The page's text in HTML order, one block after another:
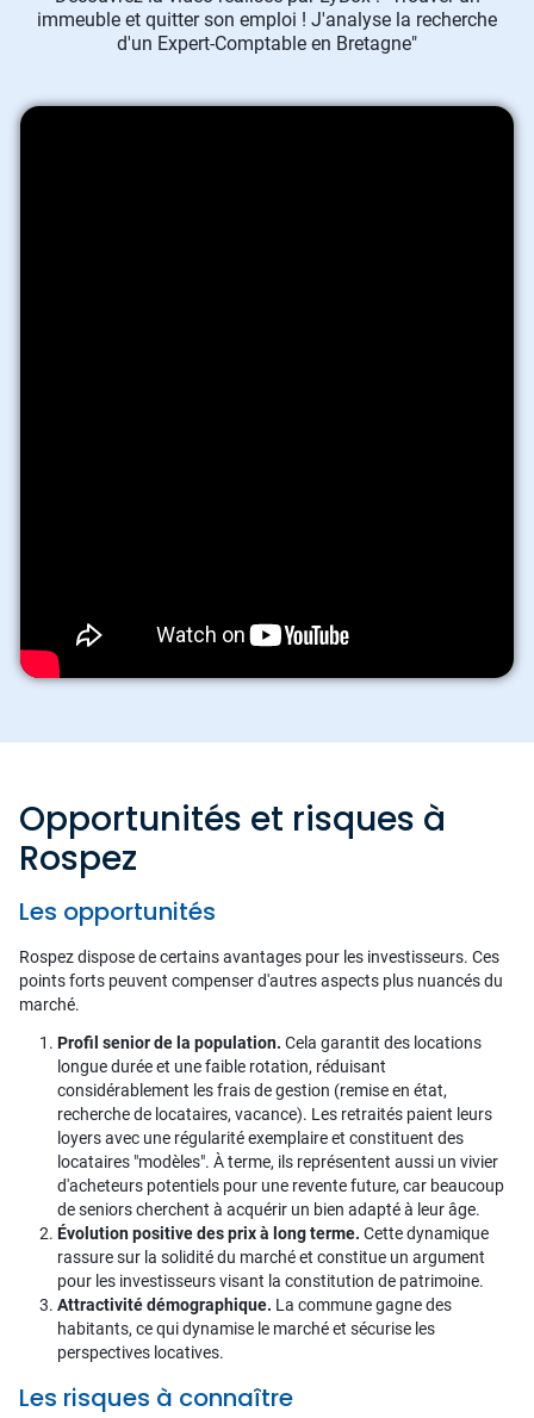
immeuble et quitter son emploi ! J'analyse la recherche
d'un Expert-Comptable en Bretagne"
Opportunités et risques à
Rospez
Les opportunités
Rospez dispose de certains avantages pour les investisseurs. Ces
points forts peuvent compenser d'autres aspects plus nuancés du
marché.
Profil senior de la population. Cela garantit des locations
longue durée et une faible rotation, réduisant
considérablement les frais de gestion (remise en état,
recherche de locataires, vacance). Les retraités paient leurs
loyers avec une régularité exemplaire et constituent des
locataires "modèles". À terme, ils représentent aussi un vivier
d'acheteurs potentiels pour une revente future, car beaucoup
de seniors cherchent à acquérir un bien adapté à leur âge.
Évolution positive des prix à long terme. Cette dynamique
rassure sur la solidité du marché et constitue un argument
pour les investisseurs visant la constitution de patrimoine.
Attractivité démographique. La commune gagne des
habitants, ce qui dynamise le marché et sécurise les
perspectives locatives.
Les risques à connaître